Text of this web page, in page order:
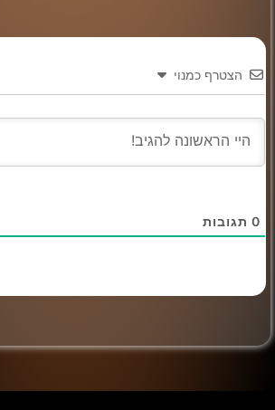
הצטרף כמנוי
0 תגובות